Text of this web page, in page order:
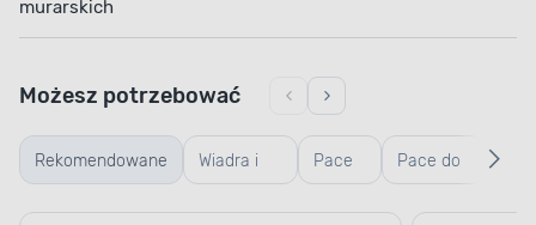
murarskich
Rekomendowane Wiadra i
kastry
Pace
zębate
Pace do
gładzi,
Możesz potrzebować